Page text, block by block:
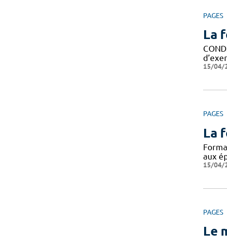
PAGES
La
15/04/
PAGES
La
aux
15/04/
PAGES
Le